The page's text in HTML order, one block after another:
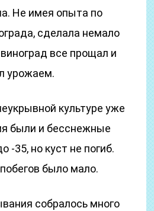
Не имея опыта по
сделала немало
все прощал и
урожаем.
культуре уже
были и бесснежные
-35, но куст не погиб.
было мало.
собралось много